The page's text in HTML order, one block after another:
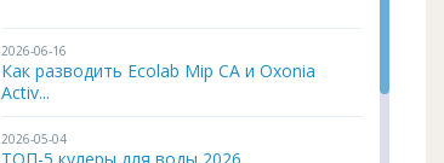
2026-06-16
Как разводить Ecolab Mip CA и Oxonia
Activ...
2026-05-04